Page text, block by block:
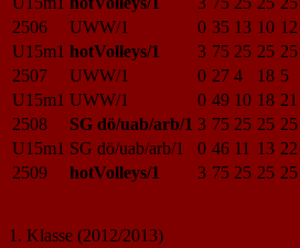
2506
UWW/1 0 35 13 10 12
U15m1 hotVolleys/1 3 75 25 25 25
2507
UWW/1 0 27 4 18 5
U15m1 UWW/1 0 49 10 18 21
2508
SG dö/uab/arb/1 3 75 25 25 25
U15m1 SG dö/uab/arb/1 0 46 11 13 22
2509
hotVolleys/1 3 75 25 25 25
1. Klasse (2012/2013)